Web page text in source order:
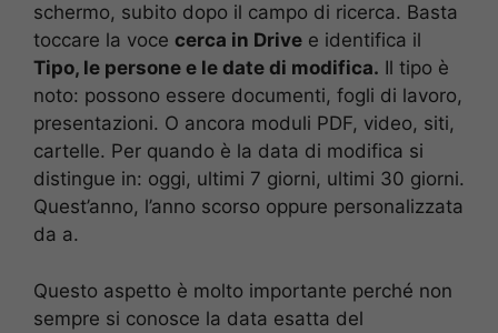
schermo, subito dopo il campo di ricerca. Basta
toccare la voce cerca in Drive e identifica il
Tipo, le persone e le date di modifica. Il tipo è
noto: possono essere documenti, fogli di lavoro,
presentazioni. O ancora moduli PDF, video, siti,
cartelle. Per quando è la data di modifica si
distingue in: oggi, ultimi 7 giorni, ultimi 30 giorni.
Quest’anno, l’anno scorso oppure personalizzata
da a.
Questo aspetto è molto importante perché non
sempre si conosce la data esatta del